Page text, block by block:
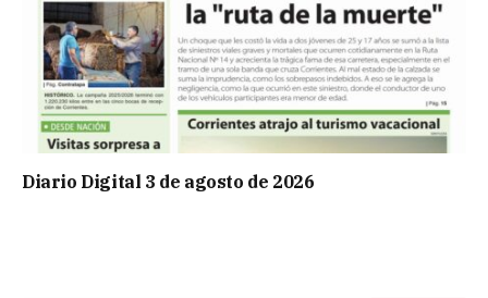
Diario Digital 3 de agosto de 2026